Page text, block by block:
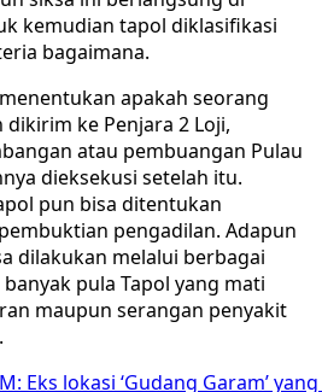
kemudian tapol diklasifikasi
bagaimana.
apakah seorang
ke Penjara 2 Loji,
atau pembuangan Pulau
dieksekusi setelah itu.
pun bisa ditentukan
pengadilan. Adapun
dilakukan melalui berbagai
pula Tapol yang mati
maupun serangan penyakit